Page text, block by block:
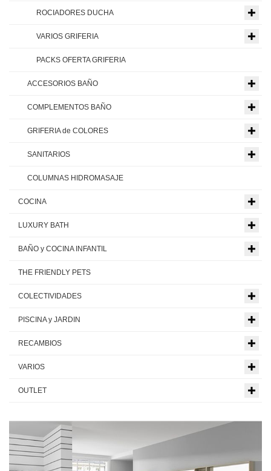
ROCIADORES DUCHA
VARIOS GRIFERIA
PACKS OFERTA GRIFERIA
ACCESORIOS BAÑO
COMPLEMENTOS BAÑO
GRIFERIA de COLORES
SANITARIOS
COLUMNAS HIDROMASAJE
COCINA
LUXURY BATH
BAÑO y COCINA INFANTIL
THE FRIENDLY PETS
COLECTIVIDADES
PISCINA y JARDIN
RECAMBIOS
VARIOS
OUTLET